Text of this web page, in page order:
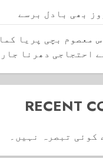
بھی بادل برسے
معصوم بچی پریا
احتجاجی دھرنا
RECENT
کوئی تبصرہ نہیں۔